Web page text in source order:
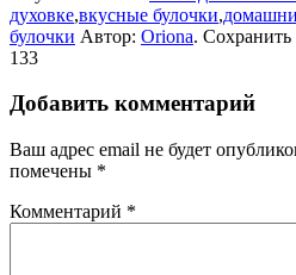
духовке,вкусные булочки,
булочки Автор: Oriona. Сохранить
133
Добавить комментарий
Ваш адрес email не будет
помечены *
Комментарий *